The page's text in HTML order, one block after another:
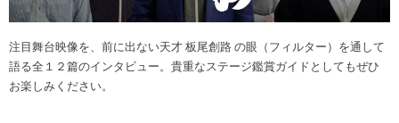
注目舞台映像を、前に出ない天才 板尾創路 の眼（フィルター）を通して
語る全１２篇のインタビュー。貴重なステージ鑑賞ガイドとしてもぜひ
お楽しみください。